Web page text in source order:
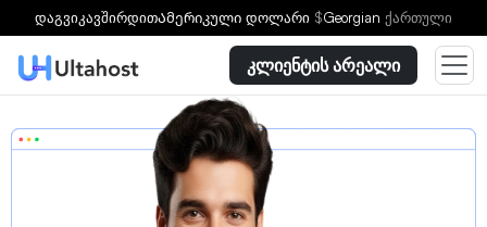
დაგვიკავშირდითᲐმერიკული დოლარი $Georgian ქართული
კლიენტის არეალი